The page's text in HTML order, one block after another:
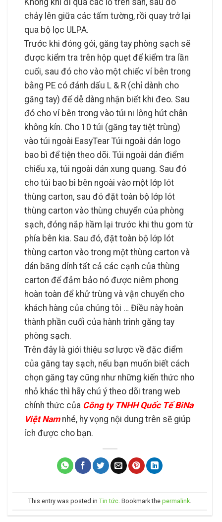
Không khí đi qua các lỗ trên sàn, sau đó
chảy lên giữa các tấm tường, rồi quay trở lại
qua bộ lọc ULPA.
Trước khi đóng gói, găng tay phòng sạch sẽ
được kiểm tra trên hộp quẹt để kiểm tra lần
cuối, sau đó cho vào một chiếc ví bên trong
bằng PE có đánh dấu L & R (chỉ dành cho
găng tay) để dễ dàng nhận biết khi đeo. Sau
đó cho ví bên trong vào túi ni lông hút chân
không kín. Cho 10 túi (găng tay tiệt trùng)
vào túi ngoài EasyTear Túi ngoài dán logo
bao bì để tiện theo dõi. Túi ngoài dán điểm
chiếu xạ, túi ngoài dán xung quang. Sau đó
cho túi bao bì bên ngoài vào một lớp lót
thùng carton, sau đó đặt toàn bộ lớp lót
thùng carton vào thùng chuyển của phòng
sạch, đóng nắp hầm lại trước khi thu gom từ
phía bên kia. Sau đó, đặt toàn bộ lớp lót
thùng carton vào trong một thùng carton và
dán băng dính tất cả các cạnh của thùng
carton để đảm bảo nó được niêm phong
hoàn toàn để khử trùng và vận chuyển cho
khách hàng của chúng tôi … Điều này hoàn
thành phần cuối của hành trình găng tay
phòng sạch.
Trên đây là giới thiệu sơ lược về đặc điểm
của găng tay sạch, nếu bạn muốn biết cách
chọn găng tay cũng như những kiến ​​thức nho
nhỏ khác thì hãy chú ý theo dõi trang web
chính thức của Công ty TNHH Quốc Tế BiNa
Việt Namnhé, hy vọng nội dung trên sẽ giúp
ích được cho bạn.
This entry was posted in Tin tức . Bookmark the permalink